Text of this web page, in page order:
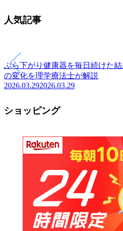
人気記事
ぶら下がり健康器を毎日続けた
の変化を理学療法士が解説
2026.03.292026.03.29
ショッピング